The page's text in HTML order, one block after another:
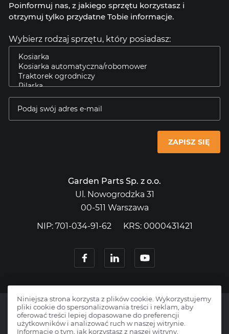
Poinformuj nas, z jakiego sprzętu korzystasz i
otrzymuj tylko przydatne Tobie informacje.
Wybierz rodzaj sprzętu, który posiadasz:
ZAPISZ SIĘ
Garden Parts Sp. z o.o.
Ul. Nowogrodzka 31
00-511 Warszawa
NIP: 701-034-91-62
KRS: 0000431421
Niniejsza strona korzysta z plików cookie. Wykorzystujemy
pliki cookie do spersonalizowania treści i reklam, aby
oferować treści lepiej dopasowane do preferencji
użytkowników i analizować ruch w naszej witrynie.
Informacje o tym, jak korzystasz z naszej witryny,